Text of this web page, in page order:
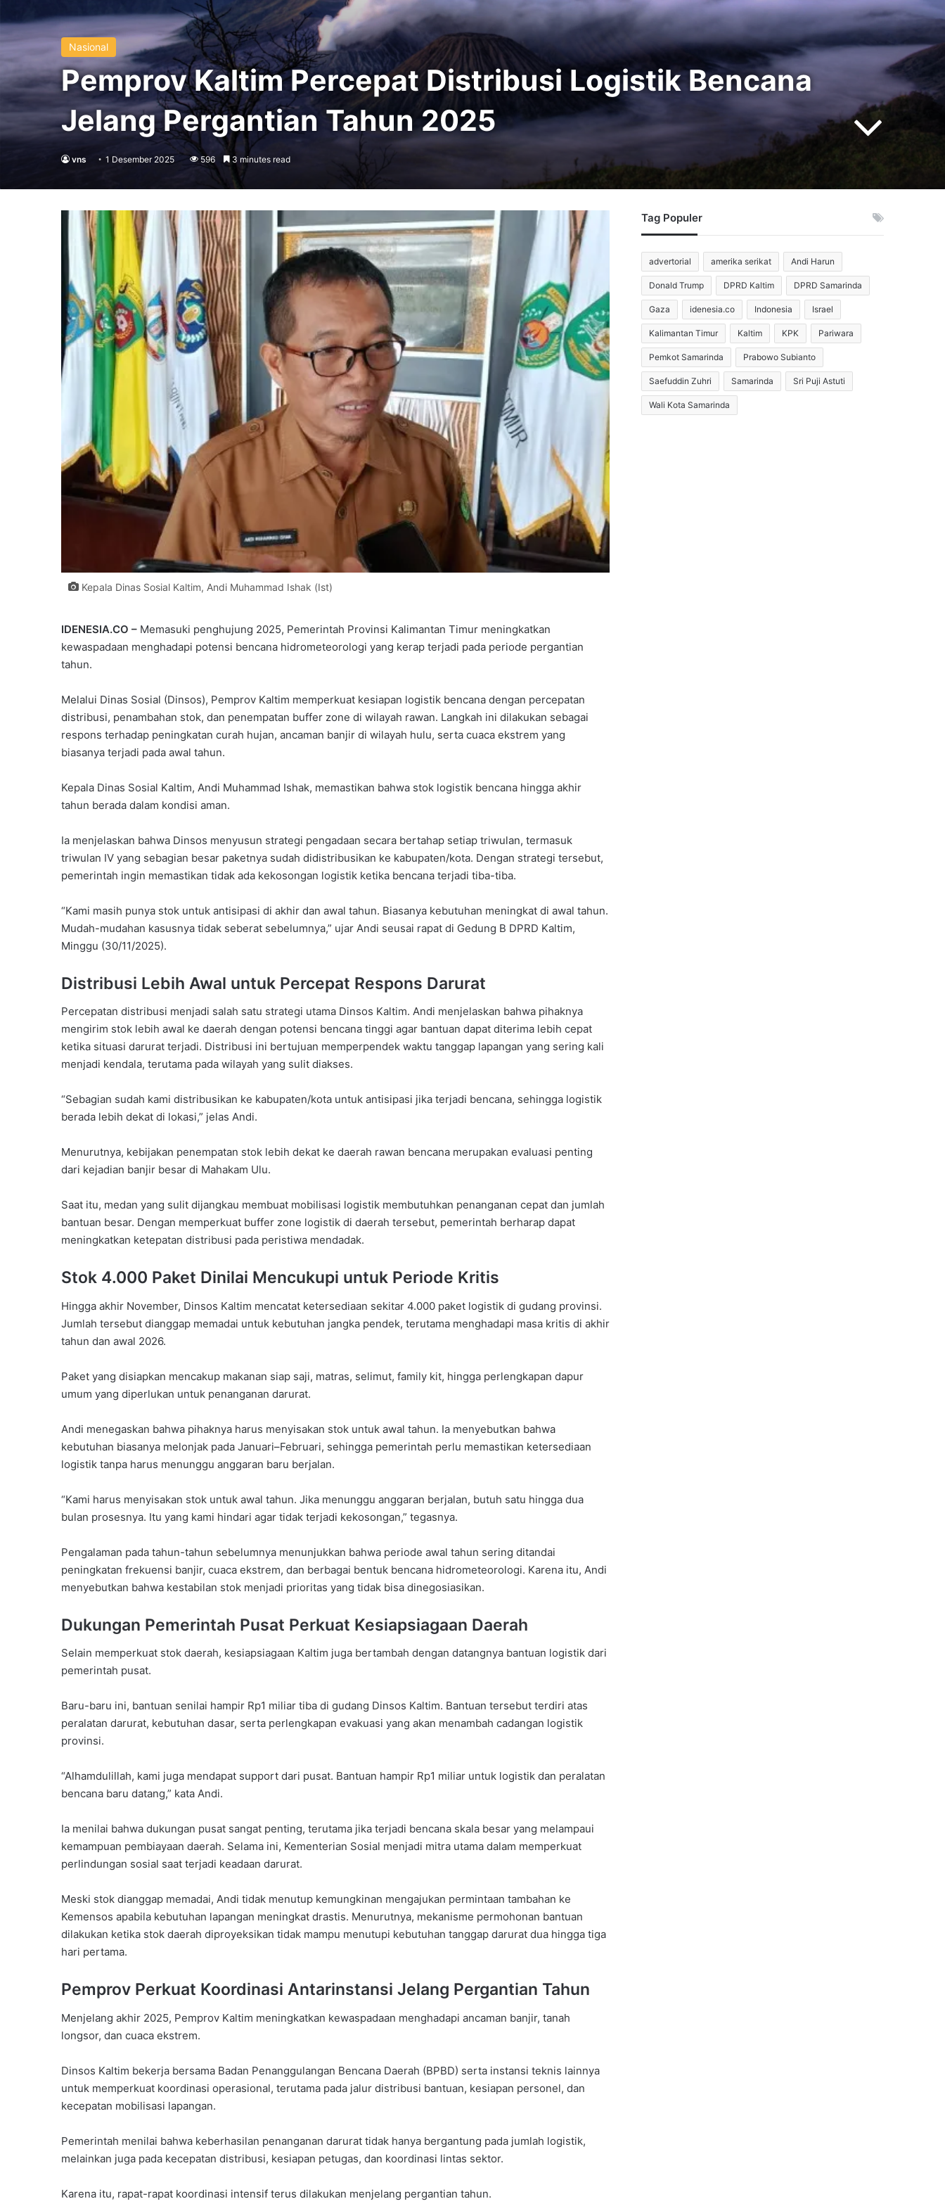
Nasional
Pemprov Kaltim Percepat Distribusi Logistik Bencana
Jelang Pergantian Tahun 2025
vns 1 Desember 2025 596 3 minutes read
Kepala Dinas Sosial Kaltim, Andi Muhammad Ishak (Ist)
IDENESIA.CO – Memasuki penghujung 2025, Pemerintah Provinsi Kalimantan Timur meningkatkan
kewaspadaan menghadapi potensi bencana hidrometeorologi yang kerap terjadi pada periode pergantian
tahun.
Melalui Dinas Sosial (Dinsos), Pemprov Kaltim memperkuat kesiapan logistik bencana dengan percepatan
distribusi, penambahan stok, dan penempatan buffer zone di wilayah rawan. Langkah ini dilakukan sebagai
respons terhadap peningkatan curah hujan, ancaman banjir di wilayah hulu, serta cuaca ekstrem yang
biasanya terjadi pada awal tahun.
Kepala Dinas Sosial Kaltim, Andi Muhammad Ishak, memastikan bahwa stok logistik bencana hingga akhir
tahun berada dalam kondisi aman.
Ia menjelaskan bahwa Dinsos menyusun strategi pengadaan secara bertahap setiap triwulan, termasuk
triwulan IV yang sebagian besar paketnya sudah didistribusikan ke kabupaten/kota. Dengan strategi tersebut,
pemerintah ingin memastikan tidak ada kekosongan logistik ketika bencana terjadi tiba-tiba.
“Kami masih punya stok untuk antisipasi di akhir dan awal tahun. Biasanya kebutuhan meningkat di awal tahun.
Mudah-mudahan kasusnya tidak seberat sebelumnya,” ujar Andi seusai rapat di Gedung B DPRD Kaltim,
Minggu (30/11/2025).
Distribusi Lebih Awal untuk Percepat Respons Darurat
Percepatan distribusi menjadi salah satu strategi utama Dinsos Kaltim. Andi menjelaskan bahwa pihaknya
mengirim stok lebih awal ke daerah dengan potensi bencana tinggi agar bantuan dapat diterima lebih cepat
ketika situasi darurat terjadi. Distribusi ini bertujuan memperpendek waktu tanggap lapangan yang sering kali
menjadi kendala, terutama pada wilayah yang sulit diakses.
“Sebagian sudah kami distribusikan ke kabupaten/kota untuk antisipasi jika terjadi bencana, sehingga logistik
berada lebih dekat di lokasi,” jelas Andi.
Menurutnya, kebijakan penempatan stok lebih dekat ke daerah rawan bencana merupakan evaluasi penting
dari kejadian banjir besar di Mahakam Ulu.
Saat itu, medan yang sulit dijangkau membuat mobilisasi logistik membutuhkan penanganan cepat dan jumlah
bantuan besar. Dengan memperkuat buffer zone logistik di daerah tersebut, pemerintah berharap dapat
meningkatkan ketepatan distribusi pada peristiwa mendadak.
Stok 4.000 Paket Dinilai Mencukupi untuk Periode Kritis
Hingga akhir November, Dinsos Kaltim mencatat ketersediaan sekitar 4.000 paket logistik di gudang provinsi.
Jumlah tersebut dianggap memadai untuk kebutuhan jangka pendek, terutama menghadapi masa kritis di akhir
tahun dan awal 2026.
Paket yang disiapkan mencakup makanan siap saji, matras, selimut, family kit, hingga perlengkapan dapur
umum yang diperlukan untuk penanganan darurat.
Andi menegaskan bahwa pihaknya harus menyisakan stok untuk awal tahun. Ia menyebutkan bahwa
kebutuhan biasanya melonjak pada Januari–Februari, sehingga pemerintah perlu memastikan ketersediaan
logistik tanpa harus menunggu anggaran baru berjalan.
“Kami harus menyisakan stok untuk awal tahun. Jika menunggu anggaran berjalan, butuh satu hingga dua
bulan prosesnya. Itu yang kami hindari agar tidak terjadi kekosongan,” tegasnya.
Pengalaman pada tahun-tahun sebelumnya menunjukkan bahwa periode awal tahun sering ditandai
peningkatan frekuensi banjir, cuaca ekstrem, dan berbagai bentuk bencana hidrometeorologi. Karena itu, Andi
menyebutkan bahwa kestabilan stok menjadi prioritas yang tidak bisa dinegosiasikan.
Dukungan Pemerintah Pusat Perkuat Kesiapsiagaan Daerah
Selain memperkuat stok daerah, kesiapsiagaan Kaltim juga bertambah dengan datangnya bantuan logistik dari
pemerintah pusat.
Baru-baru ini, bantuan senilai hampir Rp1 miliar tiba di gudang Dinsos Kaltim. Bantuan tersebut terdiri atas
peralatan darurat, kebutuhan dasar, serta perlengkapan evakuasi yang akan menambah cadangan logistik
provinsi.
“Alhamdulillah, kami juga mendapat support dari pusat. Bantuan hampir Rp1 miliar untuk logistik dan peralatan
bencana baru datang,” kata Andi.
Ia menilai bahwa dukungan pusat sangat penting, terutama jika terjadi bencana skala besar yang melampaui
kemampuan pembiayaan daerah. Selama ini, Kementerian Sosial menjadi mitra utama dalam memperkuat
perlindungan sosial saat terjadi keadaan darurat.
Meski stok dianggap memadai, Andi tidak menutup kemungkinan mengajukan permintaan tambahan ke
Kemensos apabila kebutuhan lapangan meningkat drastis. Menurutnya, mekanisme permohonan bantuan
dilakukan ketika stok daerah diproyeksikan tidak mampu menutupi kebutuhan tanggap darurat dua hingga tiga
hari pertama.
Pemprov Perkuat Koordinasi Antarinstansi Jelang Pergantian Tahun
Menjelang akhir 2025, Pemprov Kaltim meningkatkan kewaspadaan menghadapi ancaman banjir, tanah
longsor, dan cuaca ekstrem.
Dinsos Kaltim bekerja bersama Badan Penanggulangan Bencana Daerah (BPBD) serta instansi teknis lainnya
untuk memperkuat koordinasi operasional, terutama pada jalur distribusi bantuan, kesiapan personel, dan
kecepatan mobilisasi lapangan.
Pemerintah menilai bahwa keberhasilan penanganan darurat tidak hanya bergantung pada jumlah logistik,
melainkan juga pada kecepatan distribusi, kesiapan petugas, dan koordinasi lintas sektor.
Karena itu, rapat-rapat koordinasi intensif terus dilakukan menjelang pergantian tahun.
Tag Populer
advertorial amerika serikat Andi Harun
Donald Trump DPRD Kaltim DPRD Samarinda
Gaza idenesia.co Indonesia Israel
Kalimantan Timur Kaltim KPK Pariwara
Pemkot Samarinda Prabowo Subianto
Saefuddin Zuhri Samarinda Sri Puji Astuti
Wali Kota Samarinda